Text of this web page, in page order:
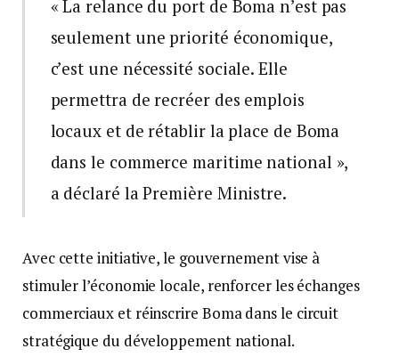
« La relance du port de Boma n’est pas
seulement une priorité économique,
c’est une nécessité sociale. Elle
permettra de recréer des emplois
locaux et de rétablir la place de Boma
dans le commerce maritime national »,
a déclaré la Première Ministre.
Avec cette initiative, le gouvernement vise à
stimuler l’économie locale, renforcer les échanges
commerciaux et réinscrire Boma dans le circuit
stratégique du développement national.